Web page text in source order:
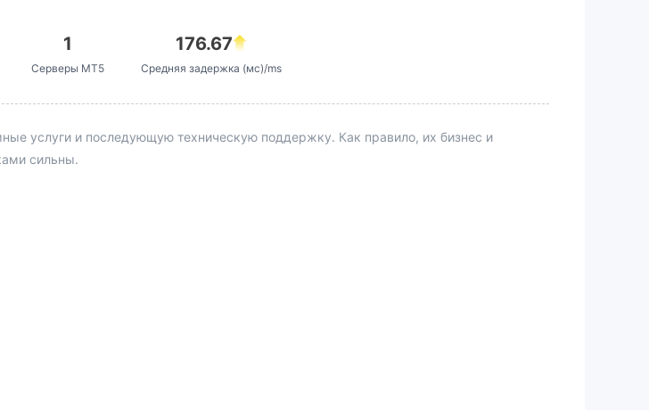
1
Серверы MT5
176.67
Средняя задержка (мс)/ms
услуги и последующую техническую поддержку. Как правило, их бизнес и
сильны.